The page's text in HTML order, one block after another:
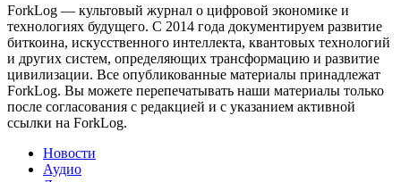
ForkLog — культовый журнал о цифровой экономике и
технологиях будущего. С 2014 года документируем развитие
биткоина, искусственного интеллекта, квантовых технологий
и других систем, определяющих трансформацию и развитие
цивилизации. Все опубликованные материалы принадлежат
ForkLog. Вы можете перепечатывать наши материалы только
после согласования с редакцией и с указанием активной
ссылки на ForkLog.
Новости
Аудио